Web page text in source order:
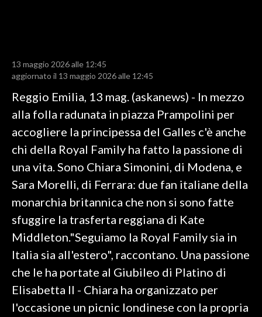
RISULTATI E CLASSIFICHE
CALCIO REGIONALE
BASKET
VOLLEY
MOTORI
TENNIS
ALTRI SPORT
CULTURA
GOSSIP
SALUTE
13 maggio 2026 alle 12:45
aggiornato il 13 maggio 2026 alle 12:45
Reggio Emilia, 13 mag. (askanews) - In mezzo
alla folla radunata in piazza Prampolini per
accogliere la principessa del Galles c'è anche
chi della Royal Family ha fatto la passione di
una vita. Sono Chiara Simonini, di Modena, e
Sara Morelli, di Ferrara: due fan italiane della
monarchia britannica che non si sono fatte
sfuggire la trasferta reggiana di Kate
Middleton."Seguiamo la Royal Family sia in
Italia sia all'estero", raccontano. Una passione
che le ha portate al Giubileo di Platino di
Elisabetta II - Chiara ha organizzato per
l'occasione un picnic londinese con la propria